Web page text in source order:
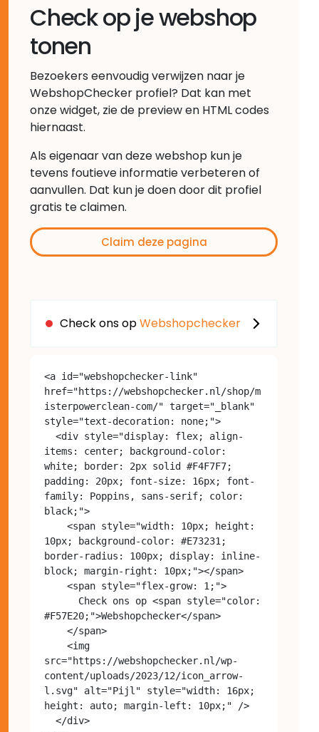
Check op je webshop
tonen
Bezoekers eenvoudig verwijzen naar je
WebshopChecker profiel? Dat kan met
onze widget, zie de preview en HTML codes
hiernaast.
Als eigenaar van deze webshop kun je
tevens foutieve informatie verbeteren of
aanvullen. Dat kun je doen door dit profiel
gratis te claimen.
Claim deze pagina
Check ons opWebshopchecker
<a id="webshopchecker-link"
href="https://webshopchecker.nl/shop/m
isterpowerclean-com/" target="_blank"
style="text-decoration: none;">
items: center; background-color:
white; border: 2px solid #F4F7F7;
padding: 20px; font-size: 16px; font-
family: Poppins, sans-serif; color:
black;">
10px; background-color: #E73231;
border-radius: 100px; display: inline-
block; margin-right: 10px;"></span>
#F57E20;">Webshopchecker</span>
src="https://webshopchecker.nl/wp-
content/uploads/2023/12/icon_arrow-
l.svg" alt="Pijl" style="width: 16px;
height: auto; margin-left: 10px;" />